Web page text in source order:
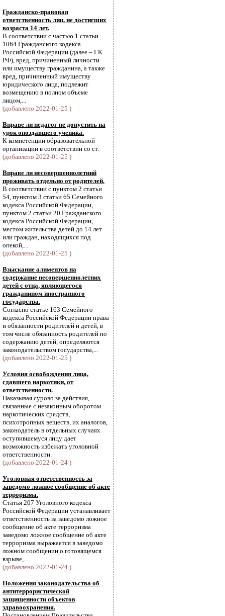
Гражданско-правовая
ответственность лиц, не достигших
возраста 14 лет.
В соответствии с частью 1 статьи
1064 Гражданского кодекса
Российской Федерации (далее – ГК
РФ), вред, причиненный личности
или имуществу гражданина, а также
вред, причиненный имуществу
юридического лица, подлежит
возмещению в полном объеме
лицом,...
(добавлено 2022-01-25 )
Вправе ли педагог не допустить на
урок опоздавшего ученика.
К компетенции образовательной
организации в соответствии со ст.
(добавлено 2022-01-25 )
Вправе ли несовершеннолетний
проживать отдельно от родителей.
В соответствии с пунктом 2 статьи
54, пунктом 3 статьи 65 Семейного
кодекса Российской Федерации,
пунктом 2 статьи 20 Гражданского
кодекса Российской Федерации,
местом жительства детей до 14 лет
или граждан, находящихся под
опекой,...
(добавлено 2022-01-25 )
Взыскание алиментов на
содержание несовершеннолетних
детей с отца, являющегося
гражданином иностранного
государства.
Согласно статье 163 Семейного
кодекса Российской Федерации права
и обязанности родителей и детей, в
том числе обязанность родителей по
содержанию детей, определяются
законодательством государства,...
(добавлено 2022-01-25 )
Условия освобождения лица,
сдавшего наркотики, от
ответственности.
Наказывая сурово за действия,
связанные с незаконным оборотом
наркотических средств,
психотропных веществ, их аналогов,
законодатель в отдельных случаях
оступившемуся лицу дает
возможность избежать уголовной
ответственности.
(добавлено 2022-01-24 )
Уголовная ответственность за
заведомо ложное сообщение об акте
терроризма.
Статья 207 Уголовного кодекса
Российской Федерации устанавливает
ответственность за заведомо ложное
сообщение об акте терроризма
заведомо ложное сообщение об акте
терроризма выражается в заведомо
ложном сообщении о готовящемся
взрыве,...
(добавлено 2022-01-24 )
Положения законодательства об
антитеррористической
защищенности объектов
здравоохранения.